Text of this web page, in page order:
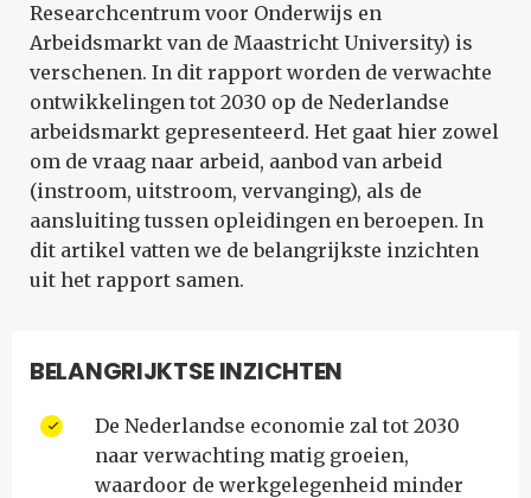
Researchcentrum voor Onderwijs en
Arbeidsmarkt van de Maastricht University) is
verschenen. In dit rapport worden de verwachte
ontwikkelingen tot 2030 op de Nederlandse
arbeidsmarkt gepresenteerd. Het gaat hier zowel
om de vraag naar arbeid, aanbod van arbeid
(instroom, uitstroom, vervanging), als de
aansluiting tussen opleidingen en beroepen. In
dit artikel vatten we de belangrijkste inzichten
uit het rapport samen.
BELANGRIJKTSE INZICHTEN
De Nederlandse economie zal tot 2030
naar verwachting matig groeien,
waardoor de werkgelegenheid minder